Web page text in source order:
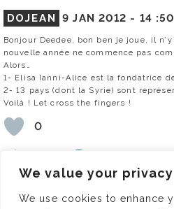
We value your privacy
We use cookies to enhance
DOJEAN 9 JAN 2012 - 14 :50
Bonjour Deedee, bon ben je joue, il
nouvelle année ne commence pas
Alors…
1- Elisa Ianni-Alice est la fondatrice
2- 13 pays (dont la Syrie) sont
Voilà ! Let cross the fingers !
0
CAPUCINE 9 JAN 2012 -14